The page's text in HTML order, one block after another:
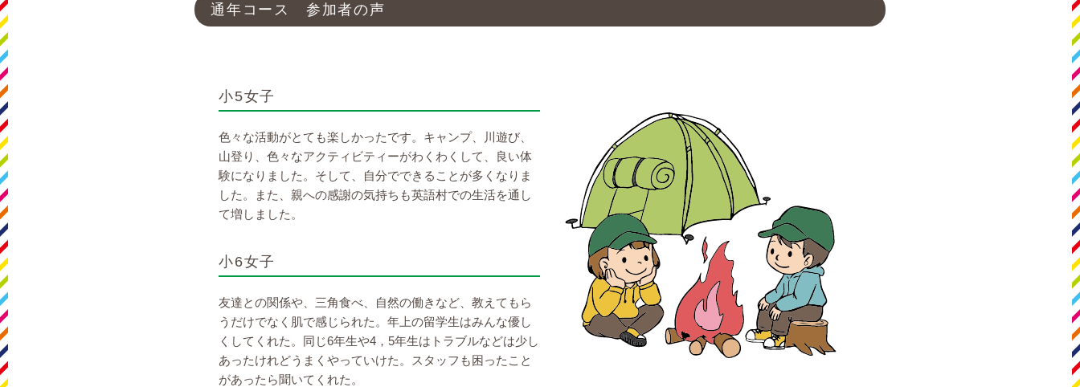
通年コース 参加者の声
小5女子
色々な活動がとても楽しかったです。キャンプ、川遊び、
山登り、色々なアクティビティーがわくわくして、良い体
験になりました。そして、自分でできることが多くなりま
した。また、親への感謝の気持ちも英語村での生活を通し
て増しました。
小6女子
友達との関係や、三角食べ、自然の働きなど、教えてもら
うだけでなく肌で感じられた。年上の留学生はみんな優し
くしてくれた。同じ6年生や4，5年生はトラブルなどは少し
あったけれどうまくやっていけた。スタッフも困ったこと
があったら聞いてくれた。